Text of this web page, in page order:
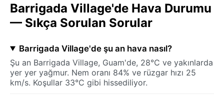
Barrigada Village'de Hava Durumu
— Sıkça Sorulan Sorular
Barrigada Village'de şu an hava nasıl?
Şu an Barrigada Village, Guam'de, 28°C ve yakınlarda
yer yer yağmur. Nem oranı 84% ve rüzgar hızı 25
km/s. Koşullar 33°C gibi hissediliyor.